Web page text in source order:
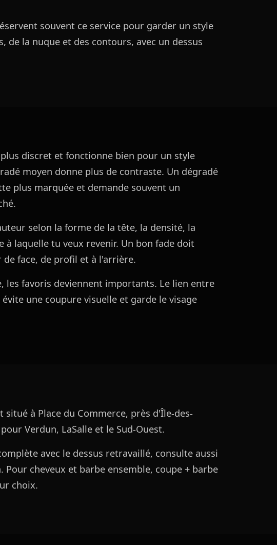
souvent ce service pour garder un style
de la nuque et des contours, avec un dessus
discret et fonctionne bien pour un style
moyen donne plus de contraste. Un dégradé
plus marquée et demande souvent un
selon la forme de la tête, la densité, la
à laquelle tu veux revenir. Un bon fade doit
face, de profil et à l'arrière.
les favoris deviennent importants. Le lien entre
une coupure visuelle et garde le visage
situé à Place du Commerce, près d'Île-des-
Verdun, LaSalle et le Sud-Ouest.
avec le dessus retravaillé, consulte aussi
Pour cheveux et barbe ensemble, coupe + barbe
choix.